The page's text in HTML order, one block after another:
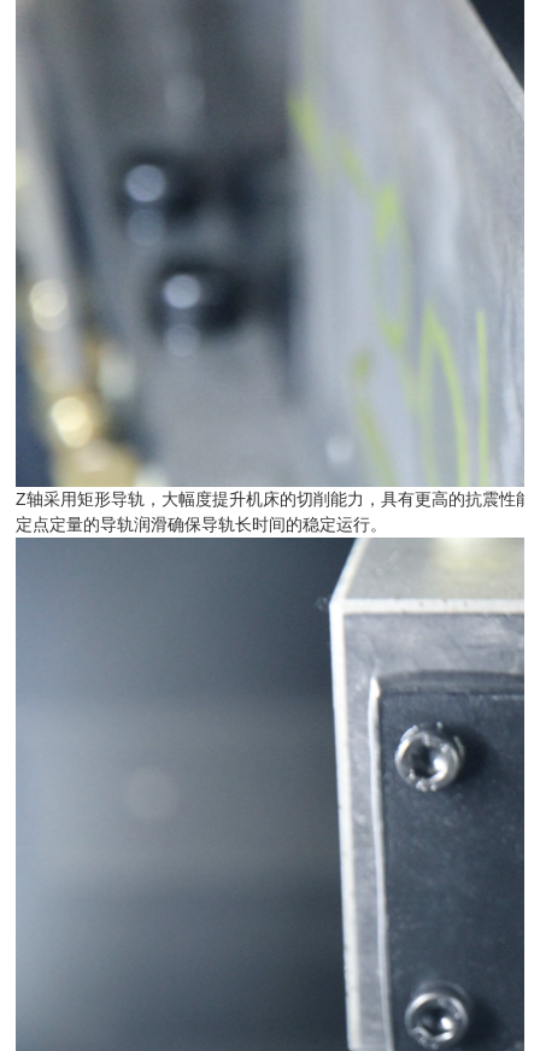
Z轴采用矩形导轨，大幅度提升机床的切削能力，具有更高的抗震性
定点定量的导轨润滑确保导轨长时间的稳定运行。